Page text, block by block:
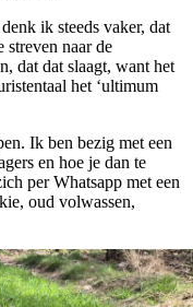
ik steeds vaker, dat
naar de
dat dat slaagt, want het
het ‘ultimum
Ik ben bezig met een
en hoe je dan te
per Whatsapp met een
oud volwassen,